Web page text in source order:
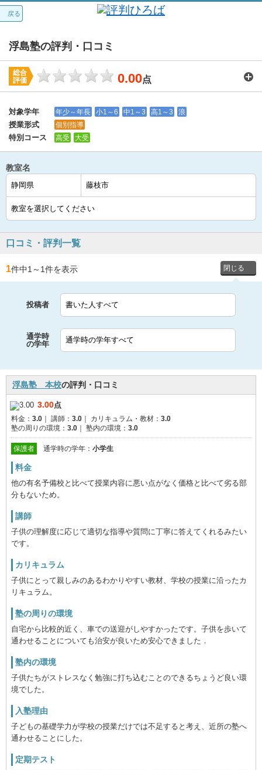
戻る
浮島塾の評判・口コミ
総合
評価
0.00点
講師：0.0 カリキュラム：0.0 周りの環境：0.0
対象学年
年少～年長 小1～6 中1～3 高1～3 浪
授業形式 個別指導
特別コース 高受 大受
教室名
口コミ・評判一覧
1件中1 ～ 1件を表示
投稿者
通学時
の学年
浮島塾 本校の評判・口コミ
3.00点
料金： 3.0 講師： 3.0 カリキュラム・教材： 3.0
塾の周りの環境： 3.0 塾内の環境： 3.0
保護者 通学時の学年： 小学生
料金
他の有名予備校と比べて授業内容に悪い点がなく価格と比べて劣る部
分もないため。
講師
子供の理解度に応じて適切な指導や質問に丁寧に答えてくれるみたい
です。
カリキュラム
子供にとって親しみのあるわかりやすい教材、学校の授業に沿ったカ
リキュラム。
塾の周りの環境
自宅から比較的近く、車での送迎がしやすかったです。子供を歩いて
通わせることについても治安が良いため安心できました．
塾内の環境
子供たちがストレスなく勉強に打ち込むことのできるちょうど良い環
境でした。
入塾理由
子どもの基礎学力が学校の授業だけでは不足すると考え、近所の塾へ
通わせることにした。
定期テスト